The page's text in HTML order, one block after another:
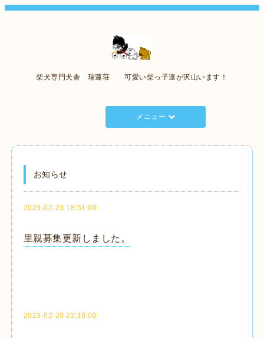
柴犬専門犬舎 瑞蓮荘 可愛い柴っ子達が沢山います！
メニュー
お知らせ
2023-02-23 18:51:00
里親募集更新しました。
2023-02-20 22:19:00